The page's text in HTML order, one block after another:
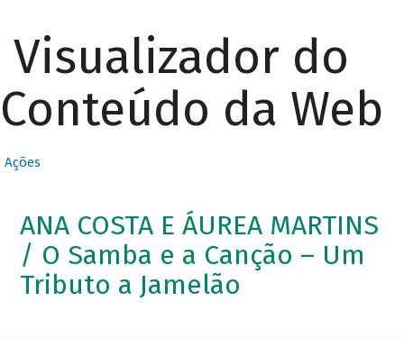
Visualizador do
Conteúdo da Web
Ações
ANA COSTA E ÁUREA MARTINS
/ O Samba e a Canção – Um
Tributo a Jamelão